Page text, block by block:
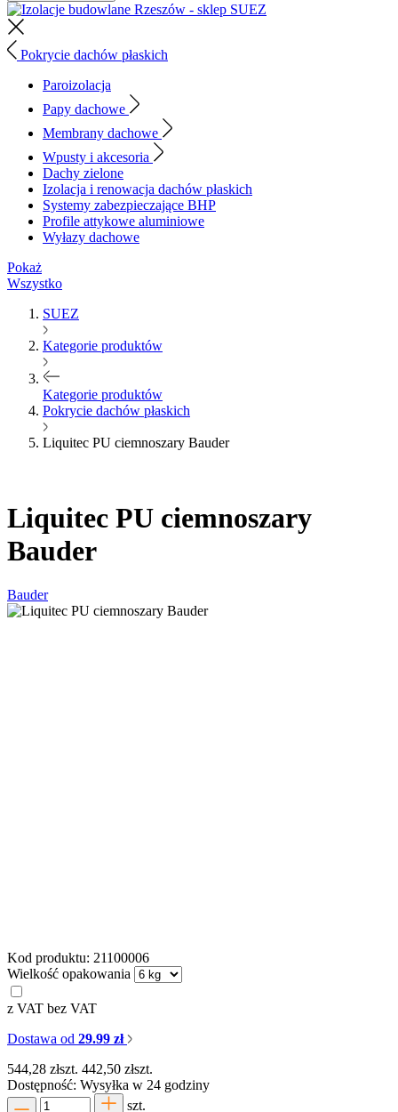
Pokrycie dachów płaskich
Paroizolacja
Papy dachowe
Membrany dachowe
Wpusty i akcesoria
Dachy zielone
Izolacja i renowacja dachów płaskich
Systemy zabezpieczające BHP
Profile attykowe aluminiowe
Wyłazy dachowe
Pokaż
Wszystko
SUEZ
Kategorie produktów
Kategorie produktów
Pokrycie dachów płaskich
Liquitec PU ciemnoszary Bauder
Liquitec PU ciemnoszary
Bauder
Bauder
Kod produktu: 21100006
Wielkość opakowania
z VAT bez VAT
Dostawa od 29.99 zł
544,28 złszt. 442,50 złszt.
Dostępność: Wysyłka w 24 godziny
szt.